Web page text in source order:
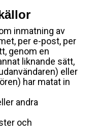
inmatning av
per e-post, per
genom en
liknande sätt,
eller
har matat in
andra
och